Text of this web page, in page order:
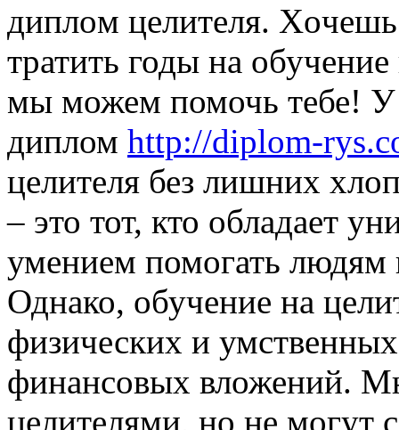
диплoм цeлитeля.
тратить годы на
мы можем помочь тебе! У
диплом http://diplom-
целителя без лишних
– это тот, кто обладает
умением помогать людям
Однако, обучение на
физических и
финансовых вложений.
целителями, но не могут